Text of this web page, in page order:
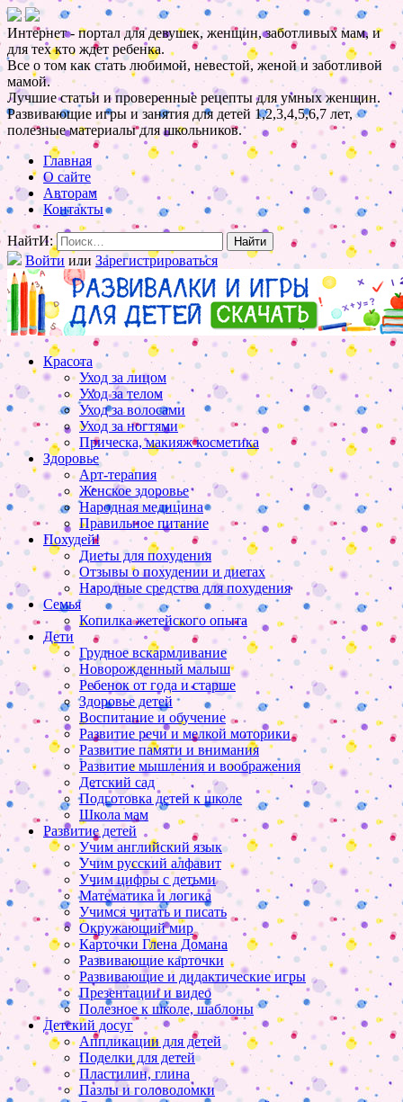
Интернет - портал для девушек, женщин, заботливых мам, и
для тех кто ждет ребенка.
Все о том как стать любимой, невестой, женой и заботливой
мамой.
Лучшие статьи и проверенные рецепты для умных женщин.
Развивающие игры и занятия для детей 1,2,3,4,5,6,7 лет,
полезные материалы для школьников.
Главная
О сайте
Авторам
Контакты
НайтИ:
Войти или Зарегистрироваться
Красота
Уход за лицом
Уход за телом
Уход за волосами
Уход за ногтями
Прическа, макияж косметика
Здоровье
Арт-терапия
Женское здоровье
Народная медицина
Правильное питание
Похудей!
Диеты для похудения
Отзывы о похудении и диетах
Народные средства для похудения
Семья
Копилка жетейского опыта
Дети
Грудное вскармливание
Новорожденный малыш
Ребенок от года и старше
Здоровье детей
Воспитание и обучение
Развитие речи и мелкой моторики
Развитие памяти и внимания
Развитие мышления и воображения
Детский сад
Подготовка детей к школе
Школа мам
Развитие детей
Учим английский язык
Учим русский алфавит
Учим цифры с детьми
Математика и логика
Учимся читать и писать
Окружающий мир
Карточки Глена Домана
Развивающие карточки
Развивающие и дидактические игры
Презентации и видео
Полезное к школе, шаблоны
Детский досуг
Аппликации для детей
Поделки для детей
Пластилин, глина
Пазлы и головоломки